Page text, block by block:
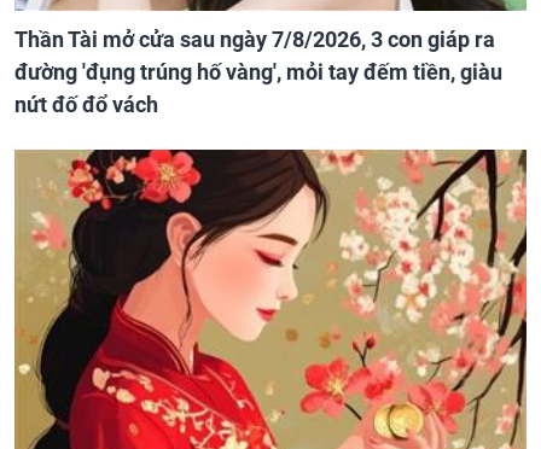
Thần Tài mở cửa sau ngày 7/8/2026, 3 con giáp ra
đường 'đụng trúng hố vàng', mỏi tay đếm tiền, giàu
nứt đố đổ vách